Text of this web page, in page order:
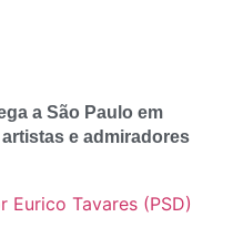
a São Paulo em
e admiradores